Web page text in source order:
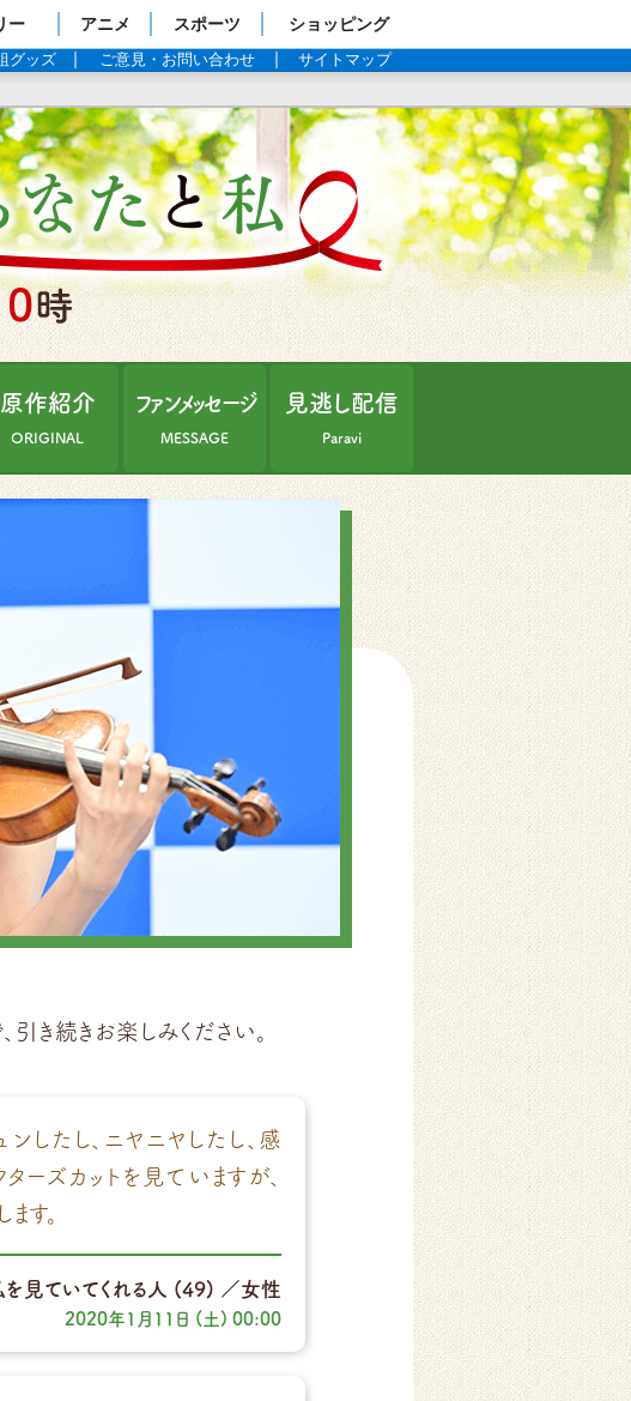
ー アニメ スポーツ ショッピング
グッズ ご意見・お問い合わせ サイトマップ
G線上の
原作紹介
ORIGINAL
ファンメッセージ
MESSAGE
見逃し配信
Paravi
き続きお楽しみください。
したし、ニヤニヤしたし、感
ーズカットを見ていますが、
す。
を見ていてくれる人 (49) ／女性
2020年1月11日 (土) 00:00